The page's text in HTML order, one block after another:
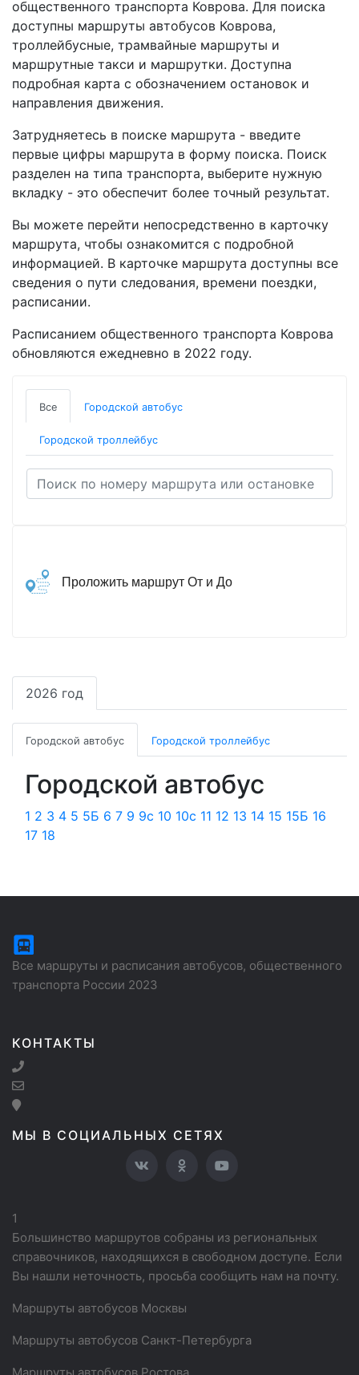
общественного транспорта Коврова. Для поиска
доступны маршруты автобусов Коврова,
троллейбусные, трамвайные маршруты и
маршрутные такси и маршрутки. Доступна
подробная карта с обозначением остановок и
направления движения.
Затрудняетесь в поиске маршрута - введите
первые цифры маршрута в форму поиска. Поиск
разделен на типа транспорта, выберите нужную
вкладку - это обеспечит более точный результат.
Вы можете перейти непосредственно в карточку
маршрута, чтобы ознакомится с подробной
информацией. В карточке маршрута доступны все
сведения о пути следования, времени поездки,
расписании.
Расписанием общественного транспорта Коврова
обновляются ежедневно в 2022 году.
Все Городской автобус
Городской троллейбус
Проложить маршрут От и До
2026 год
Городской автобус Городской троллейбус
Городской автобус
1 2 3 4 5 5Б 6 7 9 9с 10 10с 11 12 13 14 15 15Б 16
17 18
Все маршруты и расписания автобусов, общественного
транспорта России 2023
КОНТАКТЫ
МЫ В СОЦИАЛЬНЫХ СЕТЯХ
1
Большинство маршрутов собраны из региональных
справочников, находящихся в свободном доступе. Если
Вы нашли неточность, просьба сообщить нам на почту.
Маршруты автобусов Москвы
Маршруты автобусов Санкт-Петербурга